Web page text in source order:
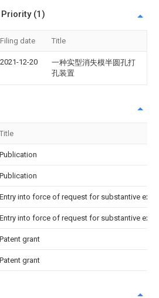
(1)
Filing date Title
2021-12-20
一种实型消失模半圆孔打
孔装置
Title
Publication
Publication
Entry into force of request for substantive
Entry into force of request for substantive
Patent grant
Patent grant